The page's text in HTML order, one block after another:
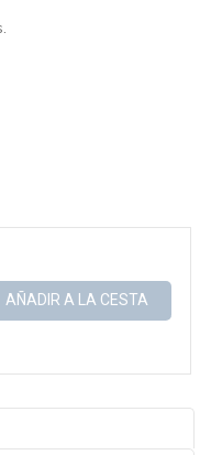
AÑADIR A LA CESTA